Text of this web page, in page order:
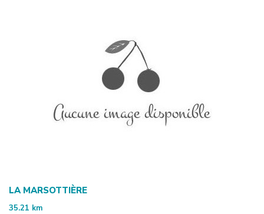
LA MARSOTTIÈRE
35.21 km